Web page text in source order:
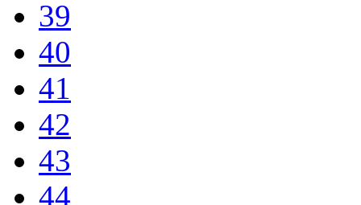
39
40
41
42
43
44